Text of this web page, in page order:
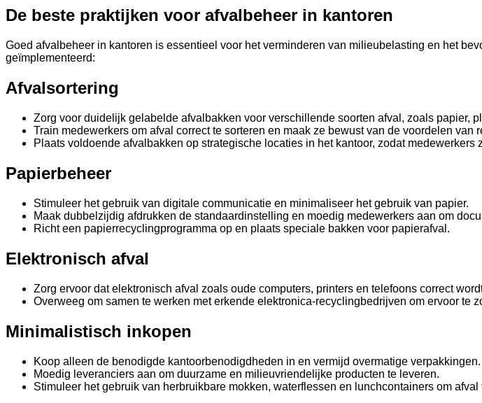
De beste praktijken voor afvalbeheer in kantoren
Goed afvalbeheer in kantoren is essentieel voor het verminderen van milieubelasting en het
geïmplementeerd:
Afvalsortering
Zorg voor duidelijk gelabelde afvalbakken voor verschillende soorten afval, zoals papier,
Train medewerkers om afval correct te sorteren en maak ze bewust van de voordelen van
Plaats voldoende afvalbakken op strategische locaties in het kantoor, zodat
Papierbeheer
Stimuleer het gebruik van digitale communicatie en minimaliseer het gebruik van papier.
Maak dubbelzijdig afdrukken de standaardinstelling en moedig medewerkers aan om
Richt een papierrecyclingprogramma op en plaats speciale bakken voor papierafval.
Elektronisch afval
Zorg ervoor dat elektronisch afval zoals oude computers, printers en telefoons correct
Overweeg om samen te werken met erkende elektronica-recyclingbedrijven om ervoor te
Minimalistisch inkopen
Koop alleen de benodigde kantoorbenodigdheden in en vermijd overmatige verpakkingen.
Moedig leveranciers aan om duurzame en milieuvriendelijke producten te leveren.
Stimuleer het gebruik van herbruikbare mokken, waterflessen en lunchcontainers om afval